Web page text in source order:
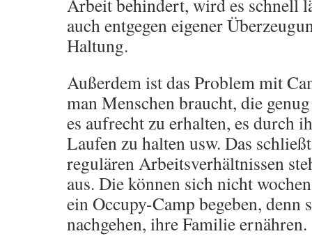
Arbeit behindert, wird es schnell
auch entgegen eigener
Haltung.
Außerdem ist das Problem mit
man Menschen braucht, die
es aufrecht zu erhalten, es durch
Laufen zu halten usw. Das
regulären Arbeitsverhältnissen
aus. Die können sich nicht
ein Occupy-Camp begeben, denn
nachgehen, ihre Familie ernähren.